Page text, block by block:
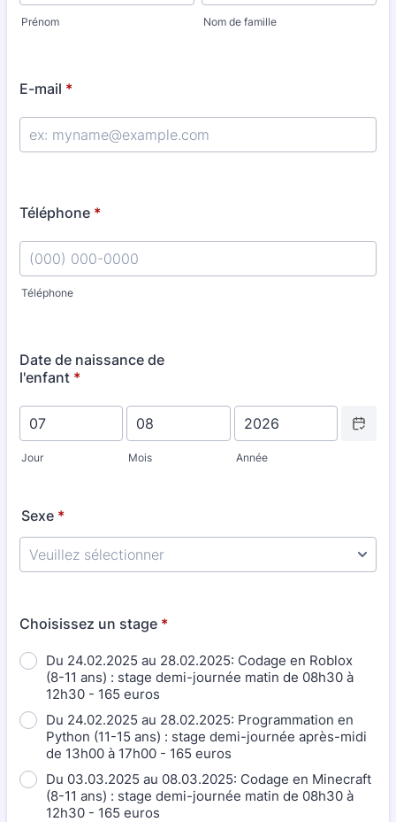
Prénom Nom de famille
E-mail *
Téléphone *
Téléphone
Date de naissance de
l'enfant *
Jour Mois Année
Sexe *
Choisissez un stage *
Du 24.02.2025 au 28.02.2025: Codage en Roblox
(8-11 ans) : stage demi-journée matin de 08h30 à
12h30 - 165 euros
Du 24.02.2025 au 28.02.2025: Programmation en
Python (11-15 ans) : stage demi-journée après-midi
de 13h00 à 17h00 - 165 euros
Du 03.03.2025 au 08.03.2025: Codage en Minecraft
(8-11 ans) : stage demi-journée matin de 08h30 à
12h30 - 165 euros